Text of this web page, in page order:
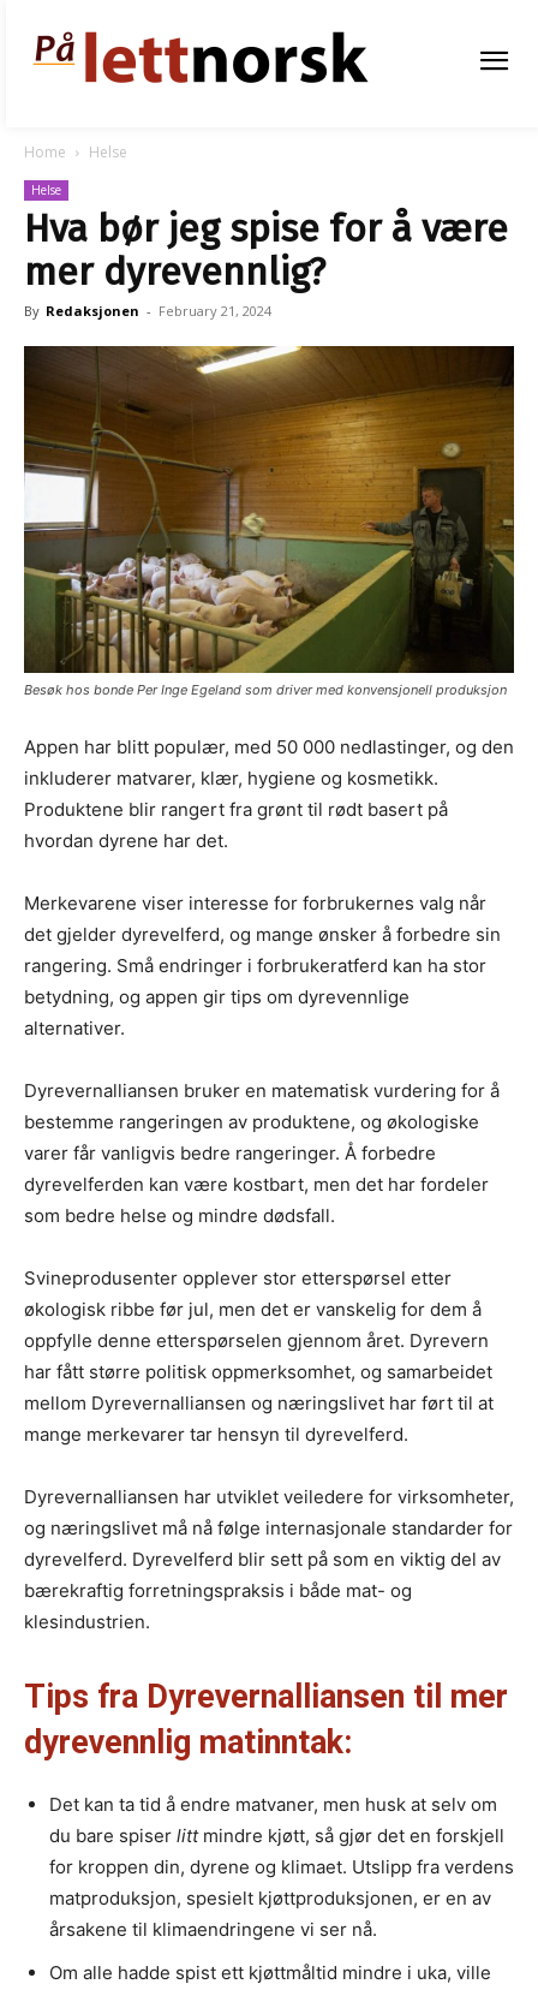
Home Helse
Helse
Hva bør jeg spise for å være
mer dyrevennlig?
By Redaksjonen - February 21, 2024
Besøk hos bonde Per Inge Egeland som driver med konvensjonell produksjon
Appen har blitt populær, med 50 000 nedlastinger, og den
inkluderer matvarer, klær, hygiene og kosmetikk.
Produktene blir rangert fra grønt til rødt basert på
hvordan dyrene har det.
Merkevarene viser interesse for forbrukernes valg når
det gjelder dyrevelferd, og mange ønsker å forbedre sin
rangering. Små endringer i forbrukeratferd kan ha stor
betydning, og appen gir tips om dyrevennlige
alternativer.
Dyrevernalliansen bruker en matematisk vurdering for å
bestemme rangeringen av produktene, og økologiske
varer får vanligvis bedre rangeringer. Å forbedre
dyrevelferden kan være kostbart, men det har fordeler
som bedre helse og mindre dødsfall.
Svineprodusenter opplever stor etterspørsel etter
økologisk ribbe før jul, men det er vanskelig for dem å
oppfylle denne etterspørselen gjennom året. Dyrevern
har fått større politisk oppmerksomhet, og samarbeidet
mellom Dyrevernalliansen og næringslivet har ført til at
mange merkevarer tar hensyn til dyrevelferd.
Dyrevernalliansen har utviklet veiledere for virksomheter,
og næringslivet må nå følge internasjonale standarder for
dyrevelferd. Dyrevelferd blir sett på som en viktig del av
bærekraftig forretningspraksis i både mat- og
klesindustrien.
Tips fra Dyrevernalliansen til mer
dyrevennlig matinntak:
Det kan ta tid å endre matvaner, men husk at selv om
du bare spiser litt mindre kjøtt, så gjør det en forskjell
for kroppen din, dyrene og klimaet. Utslipp fra verdens
matproduksjon, spesielt kjøttproduksjonen, er en av
årsakene til klimaendringene vi ser nå.
Om alle hadde spist ett kjøttmåltid mindre i uka, ville